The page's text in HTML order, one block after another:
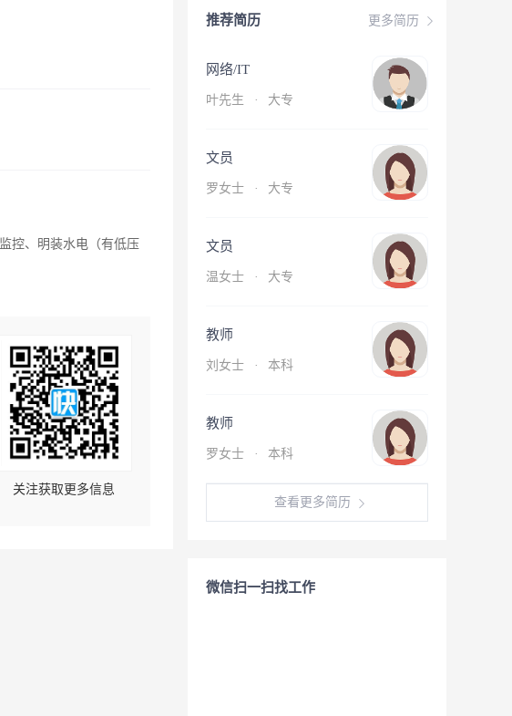
控、明装水电（有低压
关注获取更多信息
更多简历
推荐简历
网络/IT
叶先生 · 大专
文员
罗女士 · 大专
文员
温女士 · 大专
教师
刘女士 · 本科
教师
罗女士 · 本科
查看更多简历
微信扫一扫找工作